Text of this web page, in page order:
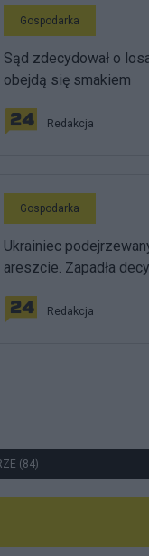
Gospodarka
Sąd zdecydował o
obejdą się smakiem
Redakcja
Gospodarka
Ukrainiec
areszcie. Zapadła
Redakcja
(84)